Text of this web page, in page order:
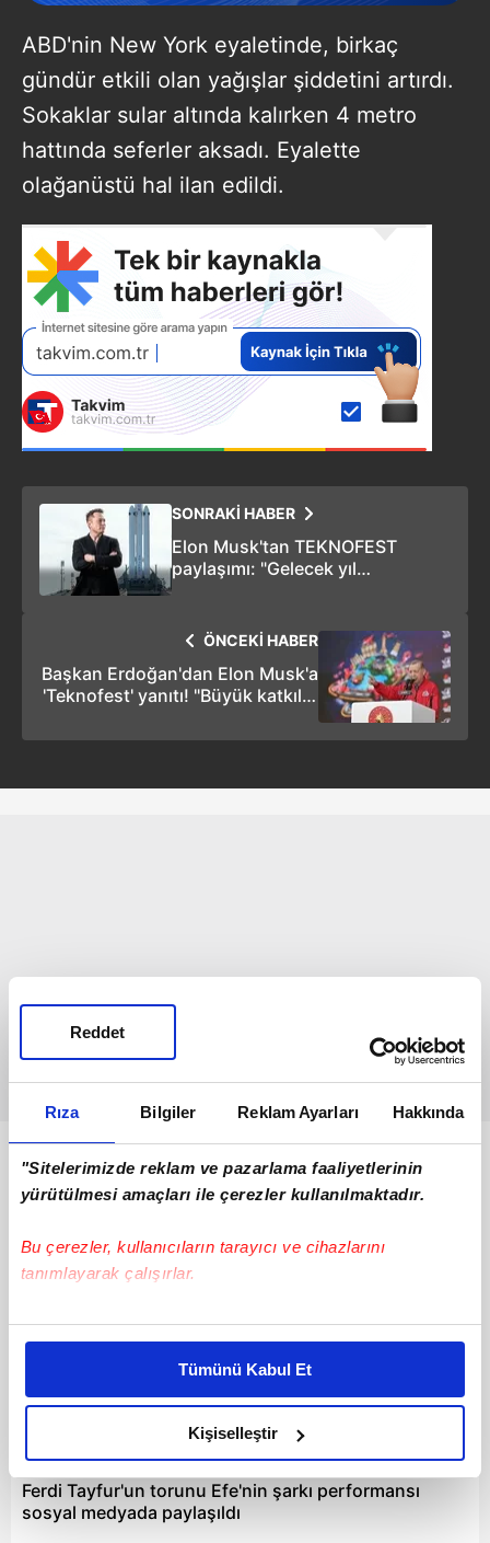
Rıza Bilgiler Reklam Ayarları Hakkında
"Sitelerimizde reklam ve pazarlama faaliyetlerinin
yürütülmesi amaçları ile çerezler kullanılmaktadır.
Bu çerezler, kullanıcıların tarayıcı ve cihazlarını
tanımlayarak çalışırlar.
Bu çerezlere izin vermeniz halinde sizlere özel
daha iyi reklam deneyimi yaşatabiliriz. Bunu yaparken
amacımızın size daha iyi bir reklam deneyimi sunmak
olduğunu ve sizlere en iyi içerikleri sunabilmek adına
elimizden gelen çabayı gösterdiğimizi ve bu noktada,
reklamların maliyetlerimizi karşılamak noktasında tek gelir
kalemimiz olduğunu sizlere hatırlatmak isteriz.
Tümünü Kabul Et
Kişiselleştir
Reddet
ABD'nin New York eyaletinde, birkaç
gündür etkili olan yağışlar şiddetini artırdı.
Sokaklar sular altında kalırken 4 metro
hattında seferler aksadı. Eyalette
olağanüstü hal ilan edildi.
SONRAKİ HABER
Elon Musk'tan TEKNOFEST
paylaşımı: "Gelecek yıl
ÖNCEKİ HABER
Başkan Erdoğan'dan Elon Musk'a
'Teknofest' yanıtı! "Büyük katkılar
Bunlar da Var
Ferdi Tayfur'un torunu Efe'nin şarkı performansı
sosyal medyada paylaşıldı